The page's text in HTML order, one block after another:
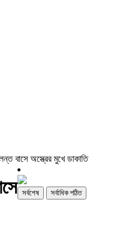
বাসে অস্ত্রের মুখে ডাকাতি
সর্বশেষ সর্বাধিক পঠিত